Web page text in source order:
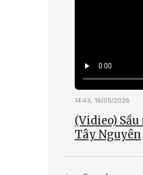
14:43, 19/05/2026
(Vidieo)
Tây Nguyên